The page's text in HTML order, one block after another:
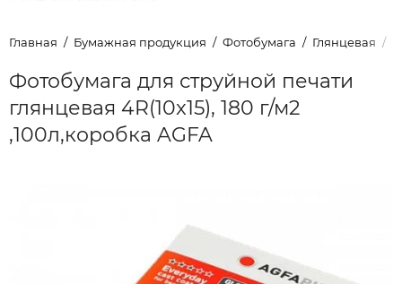
Главная Бумажная продукция Фотобумага Глянцевая
Фотобумага для струйной печати
глянцевая 4R(10x15), 180 г/м2
,100л,коробка AGFA